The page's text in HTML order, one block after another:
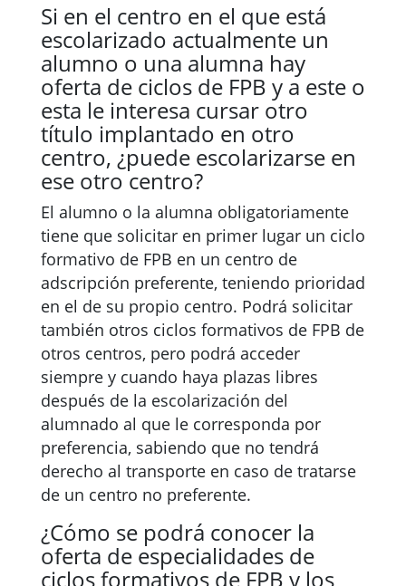
Si en el centro en el que está
escolarizado actualmente un
alumno o una alumna hay
oferta de ciclos de FPB y a este o
esta le interesa cursar otro
título implantado en otro
centro, ¿puede escolarizarse en
ese otro centro?
El alumno o la alumna obligatoriamente
tiene que solicitar en primer lugar un ciclo
formativo de FPB en un centro de
adscripción preferente, teniendo prioridad
en el de su propio centro. Podrá solicitar
también otros ciclos formativos de FPB de
otros centros, pero podrá acceder
siempre y cuando haya plazas libres
después de la escolarización del
alumnado al que le corresponda por
preferencia, sabiendo que no tendrá
derecho al transporte en caso de tratarse
de un centro no preferente.
¿Cómo se podrá conocer la
oferta de especialidades de
ciclos formativos de FPB y los